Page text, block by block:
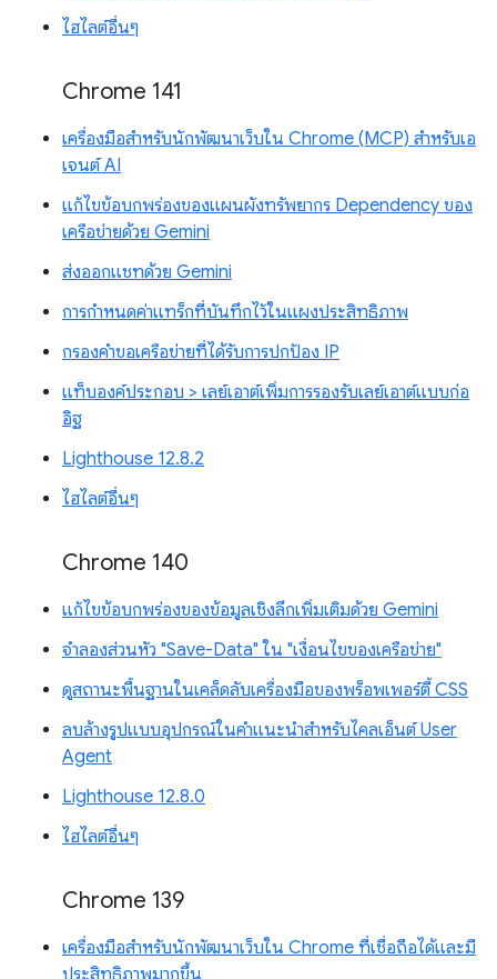
ไฮไลต์อื่นๆ
Chrome 141
เครื่องมือสำหรับนักพัฒนาเว็บใน Chrome (MCP) สำหรับเอ
เจนต์ AI
แก้ไขข้อบกพร่องของแผนผังทรัพยากร Dependency ของ
เครือข่ายด้วย Gemini
ส่งออกแชทด้วย Gemini
การกำหนดค่าแทร็กที่บันทึกไว้ในแผงประสิทธิภาพ
กรองคำขอเครือข่ายที่ได้รับการปกป้อง IP
แท็บองค์ประกอบ > เลย์เอาต์เพิ่มการรองรับเลย์เอาต์แบบก่อ
อิฐ
Lighthouse 12.8.2
ไฮไลต์อื่นๆ
Chrome 140
แก้ไขข้อบกพร่องของข้อมูลเชิงลึกเพิ่มเติมด้วย Gemini
จำลองส่วนหัว "Save-Data" ใน "เงื่อนไขของเครือข่าย"
ดูสถานะพื้นฐานในเคล็ดลับเครื่องมือของพร็อพเพอร์ตี้ CSS
ลบล้างรูปแบบอุปกรณ์ในคำแนะนำสำหรับไคลเอ็นต์ User
Agent
Lighthouse 12.8.0
ไฮไลต์อื่นๆ
Chrome 139
เครื่องมือสำหรับนักพัฒนาเว็บใน Chrome ที่เชื่อถือได้และมี
ประสิทธิภาพมากขึ้น